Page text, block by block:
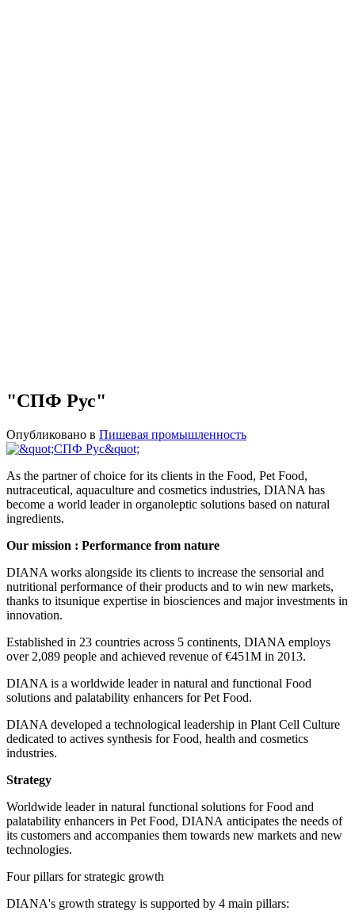
"СПФ Рус"
Опубликовано в Пишевая промышленность
As the partner of choice for its clients in the Food, Pet Food,
nutraceutical, aquaculture and cosmetics industries, DIANA has
become a world leader in organoleptic solutions based on natural
ingredients.
Our mission : Performance from nature
DIANA works alongside its clients to increase the sensorial and
nutritional performance of their products and to win new markets,
thanks to itsunique expertise in biosciences and major investments in
innovation.
Established in 23 countries across 5 continents, DIANA employs
over 2,089 people and achieved revenue of €451M in 2013.
DIANA is a worldwide leader in natural and functional Food
solutions and palatability enhancers for Pet Food.
DIANA developed a technological leadership in Plant Cell Culture
dedicated to actives synthesis for Food, health and cosmetics
industries.
Strategy
Worldwide leader in natural functional solutions for Food and
palatability enhancers in Pet Food, DIANA anticipates the needs of
its customers and accompanies them towards new markets and new
technologies.
Four pillars for strategic growth
DIANA's growth strategy is supported by 4 main pillars: